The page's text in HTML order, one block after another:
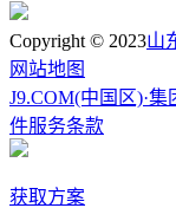
Copyright © 2023山
网站地图
J9.COM(中国区)·
件服务条款
获取方案